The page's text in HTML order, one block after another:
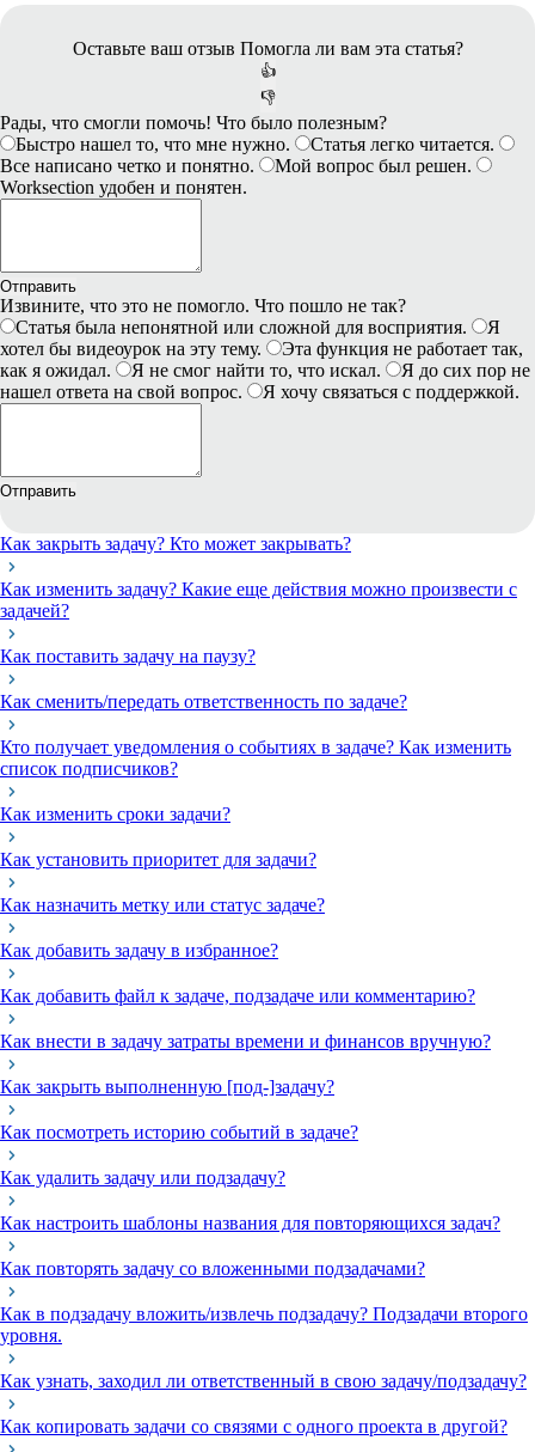
Оставьте ваш отзыв Помогла ли вам эта статья?
👍
👎
Рады, что смогли помочь! Что было полезным?
Быстро нашел то, что мне нужно.
Статья легко читается.
Все написано четко и понятно.
Мой вопрос был решен.
Worksection удобен и понятен.
Отправить
Извините, что это не помогло. Что пошло не так?
Статья была непонятной или сложной для восприятия.
Я
хотел бы видеоурок на эту тему.
Эта функция не работает так,
как я ожидал.
Я не смог найти то, что искал.
Я до сих пор не
нашел ответа на свой вопрос.
Я хочу связаться с поддержкой.
Отправить
Как закрыть задачу? Кто может закрывать?
Как изменить задачу? Какие еще действия можно произвести с
задачей?
Как поставить задачу на паузу?
Как сменить/передать ответственность по задаче?
Кто получает уведомления о событиях в задаче? Как изменить
список подписчиков?
Как изменить сроки задачи?
Как установить приоритет для задачи?
Как назначить метку или статус задаче?
Как добавить задачу в избранное?
Как добавить файл к задаче, подзадаче или комментарию?
Как внести в задачу затраты времени и финансов вручную?
Как закрыть выполненную [под-]задачу?
Как посмотреть историю событий в задаче?
Как удалить задачу или подзадачу?
Как настроить шаблоны названия для повторяющихся задач?
Как повторять задачу со вложенными подзадачами?
Как в подзадачу вложить/извлечь подзадачу? Подзадачи второго
уровня.
Как узнать, заходил ли ответственный в свою задачу/подзадачу?
Как копировать задачи со связями с одного проекта в другой?